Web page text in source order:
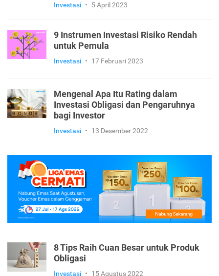
Investasi • 5 April 2023
9 Instrumen Investasi Risiko Rendah
untuk Pemula
Investasi • 17 Februari 2023
Mengenal Apa Itu Rating dalam
Investasi Obligasi dan Pengaruhnya
bagi Investor
Investasi • 13 Desember 2022
8 Tips Raih Cuan Besar untuk Produk
Obligasi
Investasi • 15 Agustus 2022